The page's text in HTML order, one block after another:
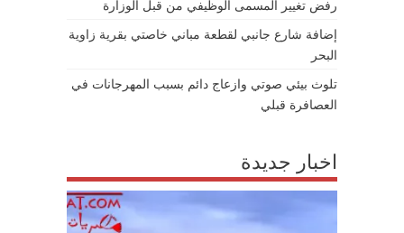
رفض تغيير المسمى الوظيفي من قبل الوزارة
إضافة شارع جانبي لقطعة مباني خاصتي بقرية زاوية
البحر
تلوث بيئي صوتي وازعاج دائم بسبب المهرجانات في
العصافرة قبلي
اخبار جديدة